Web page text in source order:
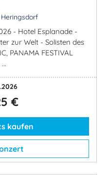
- Hotel Esplanade -
zur Welt - Solisten des
PANAMA FESTIVAL
€
kaufen